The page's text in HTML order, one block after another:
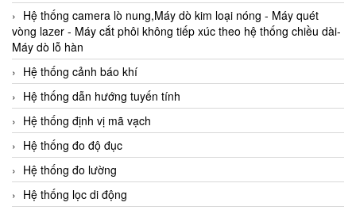
Hệ thống camera lò nung,Máy dò kim loại nóng - Máy quét
vòng lazer - Máy cắt phôi không tiếp xúc theo hệ thống chiều dài-
Máy dò lỗ hàn
Hệ thống cảnh báo khí
Hệ thống dẫn hướng tuyến tính
Hệ thống định vị mã vạch
Hệ thống đo độ đục
Hệ thống đo lường
Hệ thống lọc di động